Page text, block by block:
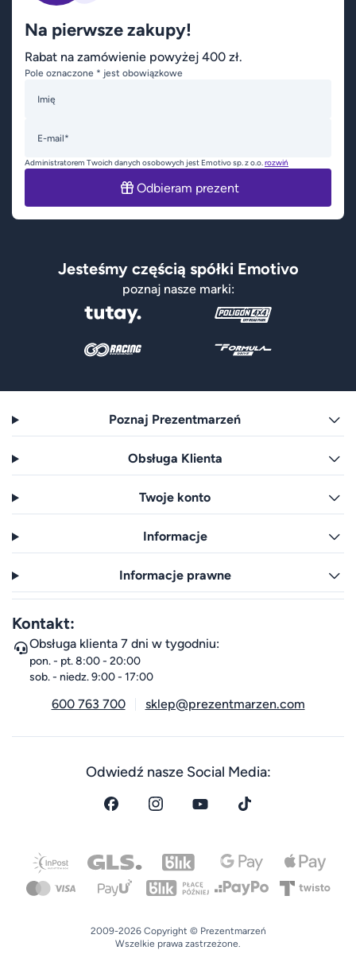
Na pierwsze zakupy!
Rabat na zamówienie powyżej 400 zł.
Pole oznaczone * jest obowiązkowe
Imię
E-mail*
Administratorem Twoich danych osobowych jest Emotivo sp. z o.o.rozwiń
Odbieram prezent
Jesteśmy częścią spółki Emotivo
poznaj nasze marki:
Poznaj Prezentmarzeń
Obsługa Klienta
Twoje konto
Informacje
Informacje prawne
Kontakt:
Obsługa klienta 7 dni w tygodniu:
pon. - pt. 8:00 - 20:00
sob. - niedz. 9:00 - 17:00
600 763 700 sklep@prezentmarzen.com
Odwiedź nasze Social Media:
2009-2026 Copyright © Prezentmarzeń
Wszelkie prawa zastrzeżone.